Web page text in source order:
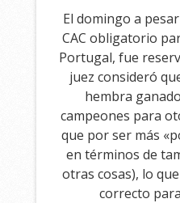
El domingo a
CAC obligatorio
Portugal, fue
juez consideró
hembra
campeones para
que por ser más
en términos de
otras cosas), lo
correcto